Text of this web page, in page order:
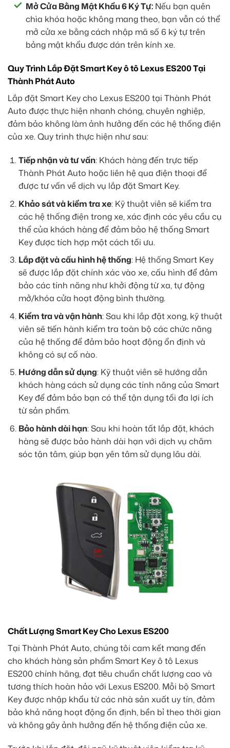
Mở Cửa Bằng Mật Khẩu 6 Ký Tự: Nếu bạn quên
chìa khóa hoặc không mang theo, bạn vẫn có thể
mở cửa xe bằng cách nhập mã số 6 ký tự trên
bảng mật khẩu được dán trên kính xe.
Quy Trình Lắp Đặt Smart Key ô tô Lexus ES200 Tại
Thành Phát Auto
Lắp đặt Smart Key cho Lexus ES200 tại Thành Phát
Auto được thực hiện nhanh chóng, chuyên nghiệp,
đảm bảo không làm ảnh hưởng đến các hệ thống điện
của xe. Quy trình thực hiện như sau:
Tiếp nhận và tư vấn: Khách hàng đến trực tiếp
Thành Phát Auto hoặc liên hệ qua điện thoại để
được tư vấn về dịch vụ lắp đặt Smart Key.
Khảo sát và kiểm tra xe: Kỹ thuật viên sẽ kiểm tra
các hệ thống điện trong xe, xác định các yêu cầu cụ
thể của khách hàng để đảm bảo hệ thống Smart
Key được tích hợp một cách tối ưu.
Lắp đặt và cấu hình hệ thống: Hệ thống Smart Key
sẽ được lắp đặt chính xác vào xe, cấu hình để đảm
bảo các tính năng như khởi động từ xa, tự động
mở/khóa cửa hoạt động bình thường.
Kiểm tra và vận hành: Sau khi lắp đặt xong, kỹ thuật
viên sẽ tiến hành kiểm tra toàn bộ các chức năng
của hệ thống để đảm bảo hoạt động ổn định và
không có sự cố nào.
Hướng dẫn sử dụng: Kỹ thuật viên sẽ hướng dẫn
khách hàng cách sử dụng các tính năng của Smart
Key để đảm bảo bạn có thể tận dụng tối đa lợi ích
từ sản phẩm.
Bảo hành dài hạn: Sau khi hoàn tất lắp đặt, khách
hàng sẽ được bảo hành dài hạn với dịch vụ chăm
sóc tận tâm, giúp bạn yên tâm sử dụng lâu dài.
Chất Lượng Smart Key Cho Lexus ES200
Tại Thành Phát Auto, chúng tôi cam kết mang đến
cho khách hàng sản phẩm Smart Key ô tô Lexus
ES200 chính hãng, đạt tiêu chuẩn chất lượng cao và
tương thích hoàn hảo với Lexus ES200. Mỗi bộ Smart
Key được nhập khẩu từ các nhà sản xuất uy tín, đảm
bảo khả năng hoạt động ổn định, bền bỉ theo thời gian
và không gây ảnh hưởng đến hệ thống điện của xe.